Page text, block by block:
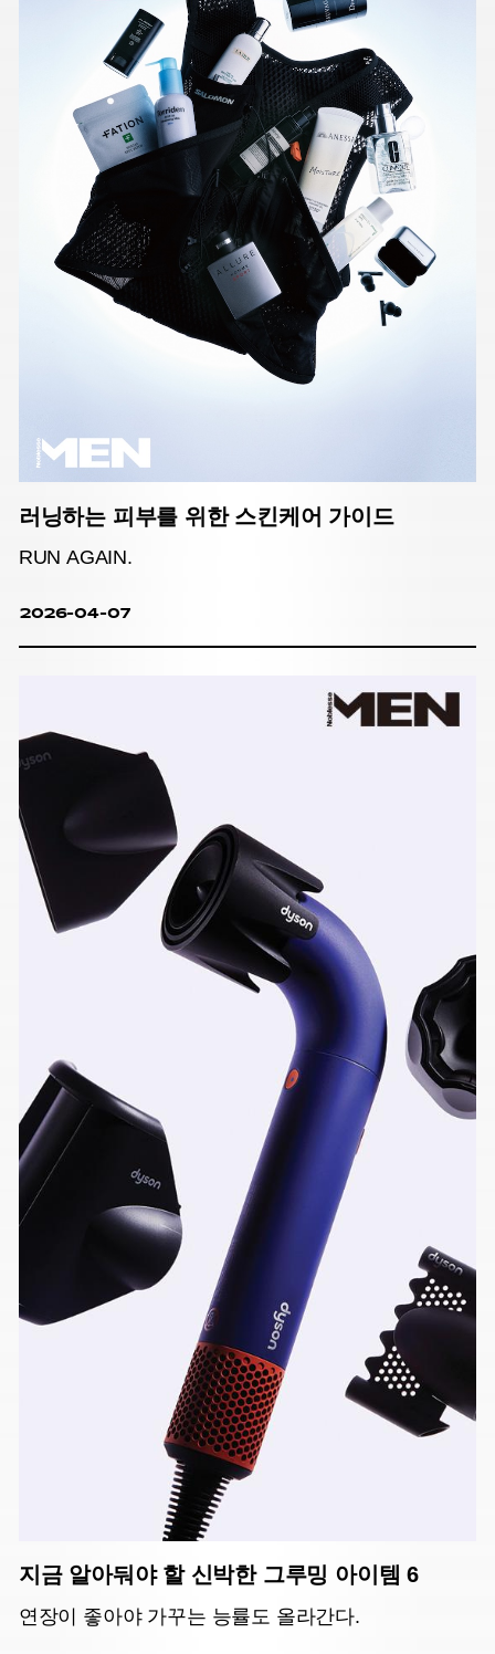
러닝하는 피부를 위한 스킨케어 가이드
RUN AGAIN.
2026-04-07
지금 알아둬야 할 신박한 그루밍 아이템 6
연장이 좋아야 가꾸는 능률도 올라간다.